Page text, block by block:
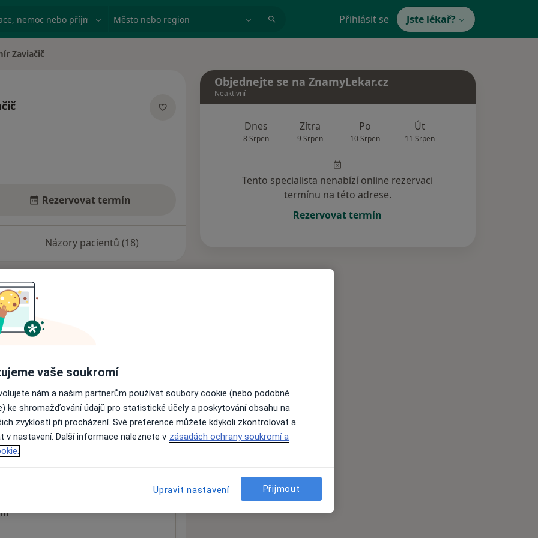
nemoc nebo příjmení Město nebo region Přihlásit se Jste lékař?
Zaviačič
Rezervovat termín
Názory pacientů (18)
nejsou k dispozici
informace o svých službách.
Objednejte se na ZnamyLekar.cz
Neaktivní
Dnes
8 Srpen
Zítra
9 Srpen
Po
10 Srpen
Út
11 Srpen
Tento specialista nenabízí online rezervaci
termínu na této adrese.
Rezervovat termín
vaše soukromí
nám a našim partnerům používat soubory cookie (nebo podobné
ke shromažďování údajů pro statistické účely a poskytování obsahu na
zvyklostí při procházení. Své preference můžete kdykoli zkontrolovat a
v nastavení. Další informace naleznete v zásadách ochrany soukromí a
Upravit nastavení Přijmout